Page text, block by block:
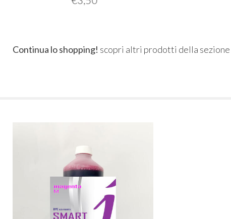
Continua lo shopping! scopri altri prodotti della sezione